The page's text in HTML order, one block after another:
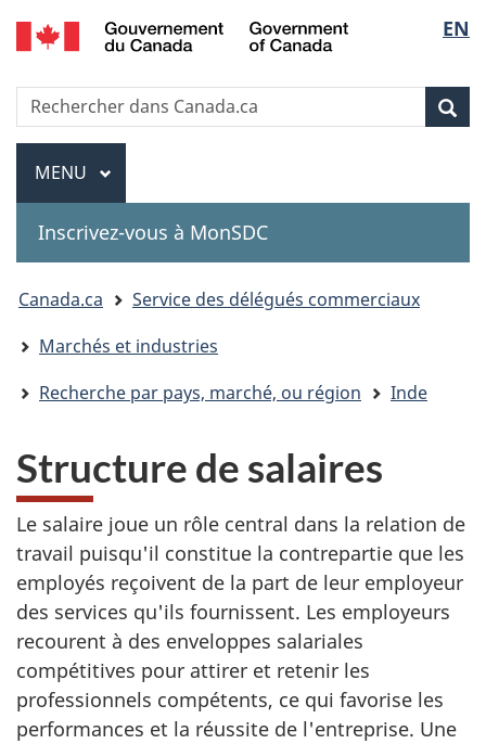
Passer
au
principal
Passer
à
Au
sujet
»
Passer
à
version
HTML
de
la
EN
Government
Recherche
Rechercher
dans
Canada.ca
Menu
MENU PRINCIPAL
Inscrivez-vous à MonSDC
You
are
here:
Canada.ca
Service des délégués commerciaux
Marchés et industries
Recherche par pays, marché, ou région
Inde
Structure de salaires
Le salaire joue un rôle central dans la relation de
travail puisqu'il constitue la contrepartie que les
employés reçoivent de la part de leur employeur
des services qu'ils fournissent. Les employeurs
recourent à des enveloppes salariales
compétitives pour attirer et retenir les
professionnels compétents, ce qui favorise les
performances et la réussite de l'entreprise. Une